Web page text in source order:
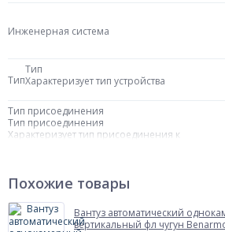
Инженерная система
Тип
Тип
Характеризует тип устройства
Тип присоединения
Тип присоединения
Характеризует тип присоединения к
Тип установки
Тип установки
Характеризует вид подключения к
трубопроводу
Похожие товары
Вантуз автоматический
вертикальный фл чугун